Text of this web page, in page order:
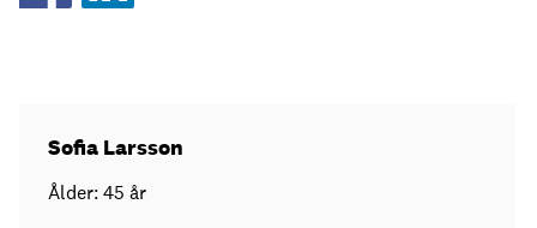
Sofia Larsson
Ålder: 45 år